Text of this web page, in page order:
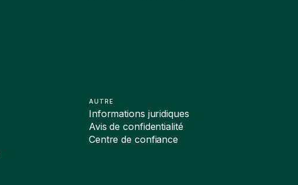
AUTRE
Informations juridiques
Avis de confidentialité
Centre de confiance